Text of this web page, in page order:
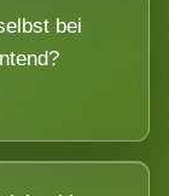
bei